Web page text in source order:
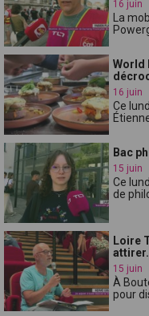
16 juin
La
World
16 juin
Ce
Bac
15 juin
Ce
de
Loire
15 juin
À
pour